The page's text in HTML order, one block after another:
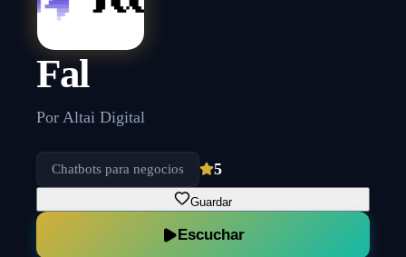
Fal
Por Altai Digital
Chatbots para negocios 5
Guardar
Escuchar